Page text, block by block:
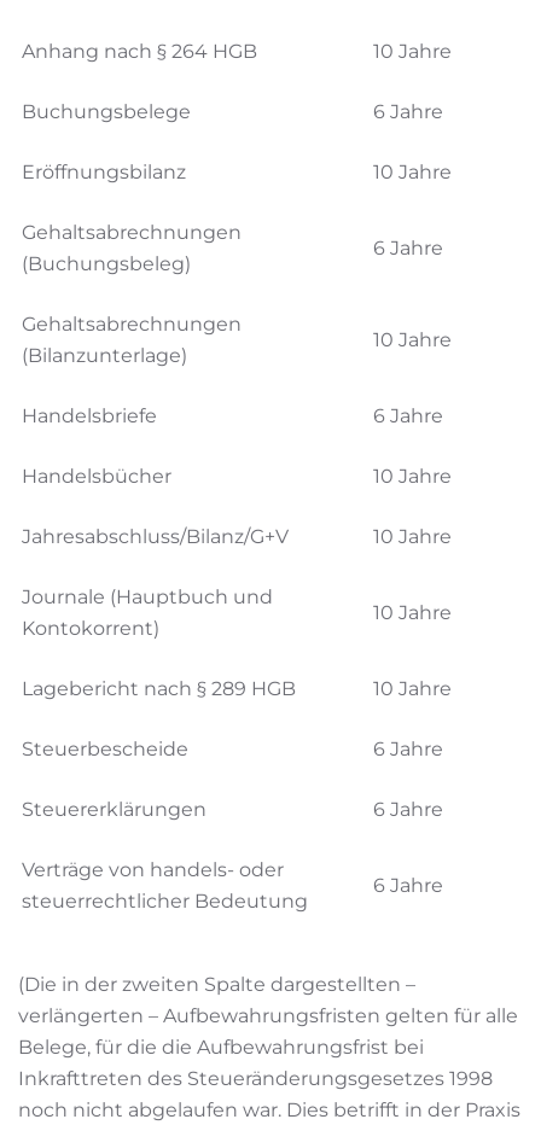
Anhang nach § 264 HGB 10 Jahre
Buchungsbelege 6 Jahre
Eröffnungsbilanz 10 Jahre
Gehaltsabrechnungen
(Buchungsbeleg)
6 Jahre
Gehaltsabrechnungen
(Bilanzunterlage)
10 Jahre
Handelsbriefe 6 Jahre
Handelsbücher 10 Jahre
Jahresabschluss/Bilanz/G+V 10 Jahre
Journale (Hauptbuch und
Kontokorrent)
10 Jahre
Lagebericht nach § 289 HGB 10 Jahre
Steuerbescheide 6 Jahre
Steuererklärungen 6 Jahre
Verträge von handels- oder
steuerrechtlicher Bedeutung
6 Jahre
(Die in der zweiten Spalte dargestellten –
verlängerten – Aufbewahrungsfristen gelten für alle
Belege, für die die Aufbewahrungsfrist bei
Inkrafttreten des Steueränderungsgesetzes 1998
noch nicht abgelaufen war. Dies betrifft in der Praxis